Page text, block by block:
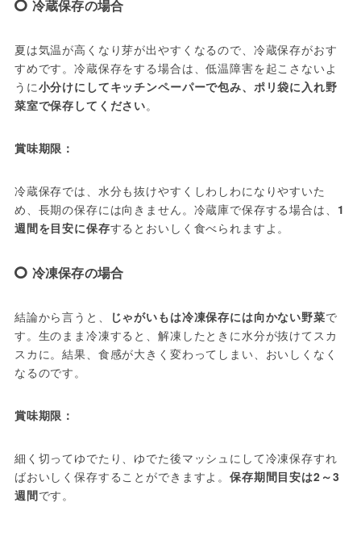
冷蔵保存の場合
夏は気温が高くなり芽が出やすくなるので、冷蔵保存がおす
すめです。冷蔵保存をする場合は、低温障害を起こさないよ
うに小分けにしてキッチンペーパーで包み、ポリ袋に入れ野
菜室で保存してください。
賞味期限：
冷蔵保存では、水分も抜けやすくしわしわになりやすいた
め、長期の保存には向きません。冷蔵庫で保存する場合は、 1
週間を目安に保存するとおいしく食べられますよ。
冷凍保存の場合
結論から言うと、 じゃがいもは冷凍保存には向かない野菜で
す。生のまま冷凍すると、解凍したときに水分が抜けてスカ
スカに。結果、食感が大きく変わってしまい、おいしくなく
なるのです。
賞味期限：
細く切ってゆでたり、ゆでた後マッシュにして冷凍保存すれ
ばおいしく保存することができますよ。保存期間目安は2～3
週間です。